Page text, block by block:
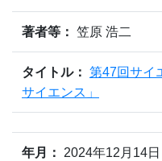
著者等： 笠原 浩二
タイトル： 第47回サイ
サイエンス」
年月： 2024年12月14日